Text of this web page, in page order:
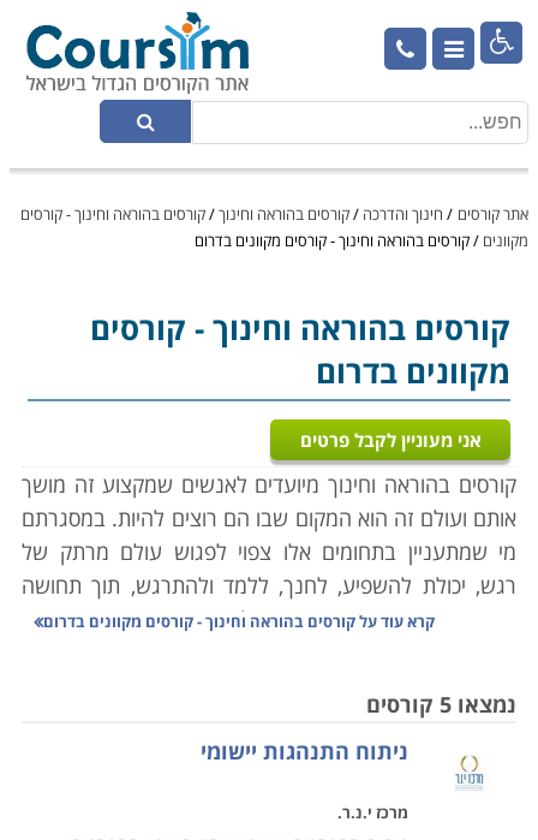

אתר קורסים / חינוך והדרכה /קורסים בהוראה וחינוך/קורסים בהוראה וחינוך - קורסים
מקוונים /קורסים בהוראה וחינוך - קורסים מקוונים בדרום
קורסים בהוראה וחינוך- קורסים
מקוונים בדרום
אני מעוניין לקבל פרטים
קורסים בהוראה וחינוך מיועדים לאנשים שמקצוע זה מושך
אותם ועולם זה הוא המקום שבו הם רוצים להיות. במסגרתם
מי שמתעניין בתחומים אלו צפוי לפגוש עולם מרתק של
רגש, יכולת להשפיע, לחנך, ללמד ולהתרגש, תוך תחושה
שהוא עושה משהו גם בשביל עצמו וגם מעניק ונותן
לאחת האוניברסיטאות בארץ או באחת המכללות המורשות
מטעם משרד החינוך והמועצה להשכלה גבוהה, יגלה שפע
עצום של קורסים ושל נושאים שונים ורבים.
לימודי חינוך - מה לבחור
קרא עוד עלקורסים בהוראה וחינוך - קורסים מקוונים בדרום
נמצאו 5 קורסים
ניתוח התנהגות יישומי
מרכז י.נ.ר.